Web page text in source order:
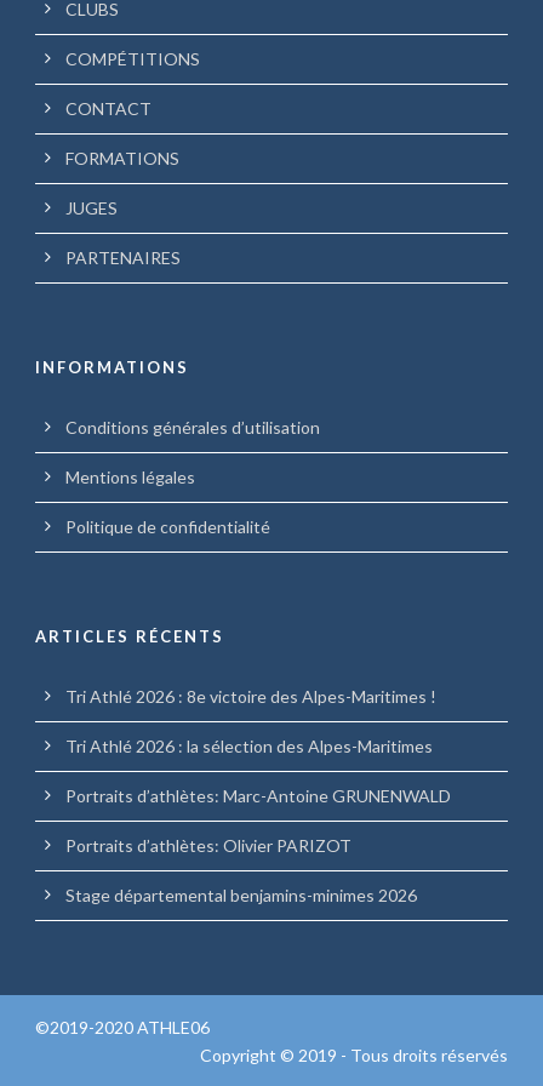
CLUBS
COMPÉTITIONS
CONTACT
FORMATIONS
JUGES
PARTENAIRES
INFORMATIONS
Conditions générales d’utilisation
Mentions légales
Politique de confidentialité
ARTICLES RÉCENTS
Tri Athlé 2026 : 8e victoire des Alpes-Maritimes !
Tri Athlé 2026 : la sélection des Alpes-Maritimes
Portraits d’athlètes: Marc-Antoine GRUNENWALD
Portraits d’athlètes: Olivier PARIZOT
Stage départemental benjamins-minimes 2026
©2019-2020 ATHLE06
Copyright © 2019 - Tous droits réservés